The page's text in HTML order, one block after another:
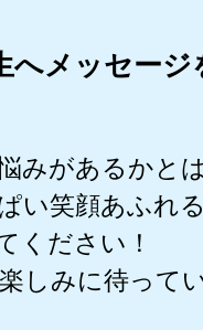
へメッセージ
みがあるかと
い笑顔あふれ
ください！
しみに待って